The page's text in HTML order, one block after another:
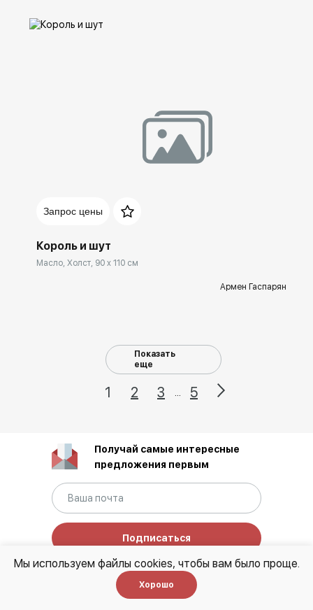
Запрос цены
Король и шут
Масло, Холст, 90 x 110 см
Армен Гаспарян
Показать
еще
1 2 3 5
Получай самые интересные
предложения первым
Подписаться
Нажимая на кнопку, я даю согласиена обработку
персональных данных
и соглашаюсь с
конфиденциальности.Этот сайт защищен
Мы используем файлы cookies, чтобы вам было проще.
Хорошо